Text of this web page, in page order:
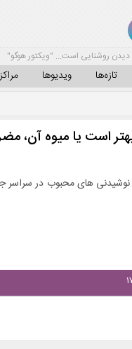
روشنایی است... "ویکتور هوگو"
تازه‌ها ویدیوها
است یا میوه آن،
نوشیدنی های محبوب در سراسر